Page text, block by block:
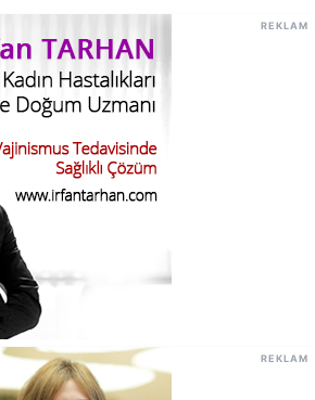
REKLAM
REKLAM